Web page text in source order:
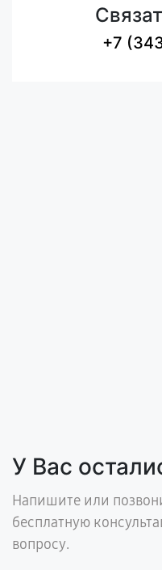
+7
У Вас
Напишите или
бесплатную
вопросу.